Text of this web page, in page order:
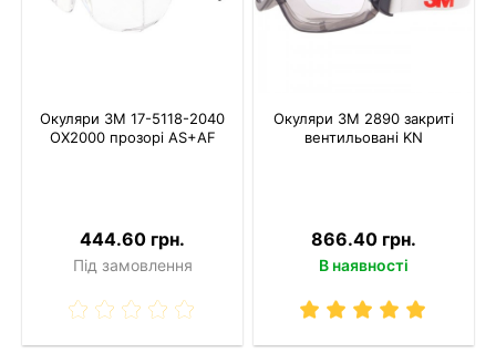
Окуляри 3M 17-5118-2040
OX2000 прозорі AS+AF
444.60 грн.
Під замовлення
Окуляри 3M 2890 закриті
вентильовані KN
866.40 грн.
В наявності